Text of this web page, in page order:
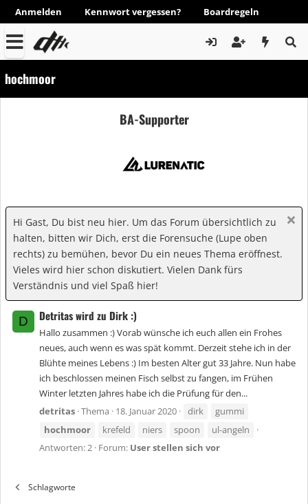
Anmelden Kennwort vergessen? Boardregeln
hochmoor
BA-Supporter
Hi Gast, Du bist neu hier. Um das Forum übersichtlich zu
halten, bitten wir Dich, erst die Forensuche (Lupe oben
rechts) zu bemühen, bevor Du ein neues Thema eröffnest.
Vieles wird hier schon diskutiert. Vielen Dank fürs
Verständnis und viel Spaß hier!
D Detritas wird zu Dirk :)
Hallo zusammen :) Vorab wünsche ich euch allen ein Frohes
neues, auch wenn es was spät kommt. Derzeit stehe ich in der
Blühte meines Lebens :) Im besten Alter gut 33 Jahre. Nun habe
ich beschlossen meinen Fisch selbst zu fangen, im Frühen
Winter letzten Jahres habe ich die Prüfung für den...
detritas Thema 18. Januar 2020 dirk
gummi
hochmoor
krefeld niers spoon
ul-angeln
Antworten: 2 Forum: User stellen sich vor
Schlagworte